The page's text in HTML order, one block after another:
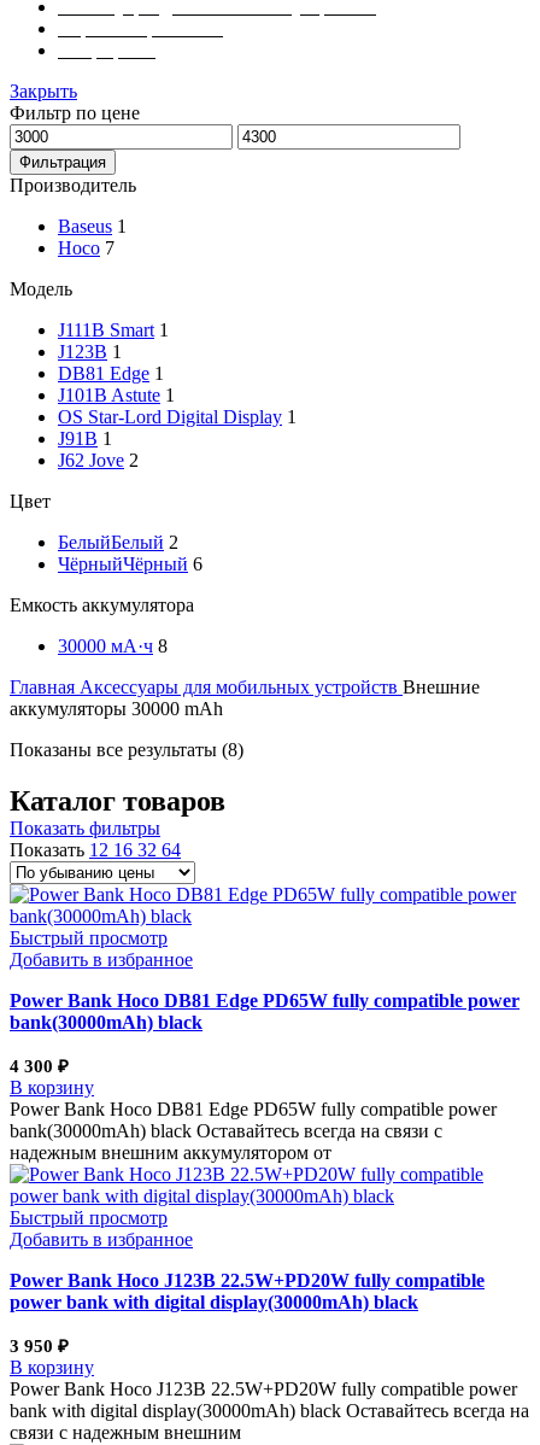
Закрыть
Фильтр по цене
Фильтрация
Производитель
Baseus 1
Hoco 7
Модель
J111B Smart 1
J123B 1
DB81 Edge 1
J101B Astute 1
OS Star-Lord Digital Display 1
J91B 1
J62 Jove 2
Цвет
БелыйБелый 2
ЧёрныйЧёрный 6
Емкость аккумулятора
30000 мА·ч 8
Главная Аксессуары для мобильных устройств Внешние
аккумуляторы 30000 mAh
Показаны все результаты (8)
Каталог товаров
Показать фильтры
Показать 12 16 32 64
Быстрый просмотр
Добавить в избранное
Power Bank Hoco DB81 Edge PD65W fully compatible power
bank(30000mAh) black
4 300 ₽
В корзину
Power Bank Hoco DB81 Edge PD65W fully compatible power
bank(30000mAh) black Оставайтесь всегда на связи с
надежным внешним аккумулятором от
Быстрый просмотр
Добавить в избранное
Power Bank Hoco J123B 22.5W+PD20W fully compatible
power bank with digital display(30000mAh) black
3 950 ₽
В корзину
Power Bank Hoco J123B 22.5W+PD20W fully compatible power
bank with digital display(30000mAh) black Оставайтесь всегда на
связи с надежным внешним